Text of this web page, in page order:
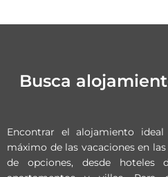
Busca
Encontrar el alojamiento
máximo de las vacaciones en
de opciones, desde hoteles